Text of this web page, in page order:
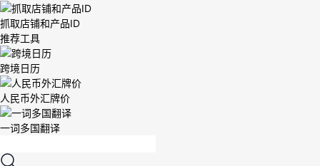
抓取店铺和产品ID
推荐工具
跨境日历
人民币外汇牌价
一词多国翻译